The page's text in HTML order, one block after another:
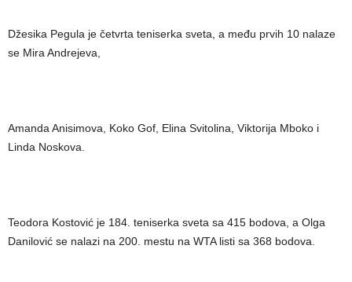
Džesika Pegula je četvrta teniserka sveta, a među prvih 10 nalaze
se Mira Andrejeva,
Amanda Anisimova, Koko Gof, Elina Svitolina, Viktorija Mboko i
Linda Noskova.
Teodora Kostović je 184. teniserka sveta sa 415 bodova, a Olga
Danilović se nalazi na 200. mestu na WTA listi sa 368 bodova.